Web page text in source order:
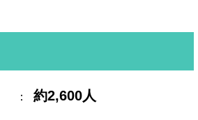
： 約2,600人